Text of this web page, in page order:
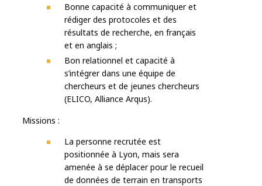
Bonne capacité à communiquer et
rédiger des protocoles et des
résultats de recherche, en français
et en anglais ;
Bon relationnel et capacité à
s’intégrer dans une équipe de
chercheurs et de jeunes chercheurs
(ELICO, Alliance Arqus).
Missions :
La personne recrutée est
positionnée à Lyon, mais sera
amenée à se déplacer pour le recueil
de données de terrain en transports